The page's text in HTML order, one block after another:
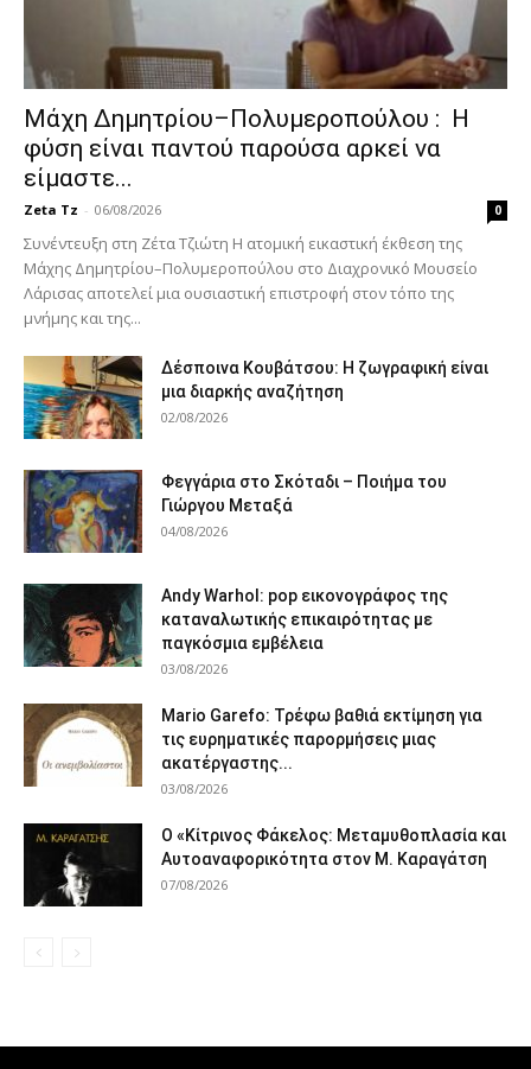
Μάχη Δημητρίου–Πολυμεροπούλου : Η
φύση είναι παντού παρούσα αρκεί να
είμαστε...
Zeta Tz - 06/08/2026 0
Συνέντευξη στη Ζέτα Τζιώτη Η ατομική εικαστική έκθεση της
Μάχης Δημητρίου–Πολυμεροπούλου στο Διαχρονικό Μουσείο
Λάρισας αποτελεί μια ουσιαστική επιστροφή στον τόπο της
μνήμης και της...
Δέσποινα Κουβάτσου: Η ζωγραφική είναι
μια διαρκής αναζήτηση
02/08/2026
Φεγγάρια στο Σκόταδι – Ποιήμα του
Γιώργου Μεταξά
04/08/2026
Andy Warhol: pop εικονογράφος της
καταναλωτικής επικαιρότητας με
παγκόσμια εμβέλεια
03/08/2026
Mario Garefo: Τρέφω βαθιά εκτίμηση για
τις ευρηματικές παρορμήσεις μιας
ακατέργαστης...
03/08/2026
Ο «Κίτρινος Φάκελος: Μεταμυθοπλασία και
Αυτοαναφορικότητα στον Μ. Καραγάτση
07/08/2026